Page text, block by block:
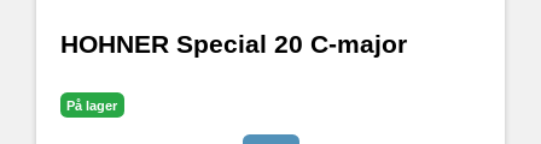
HOHNER Special 20 C-major
På lager